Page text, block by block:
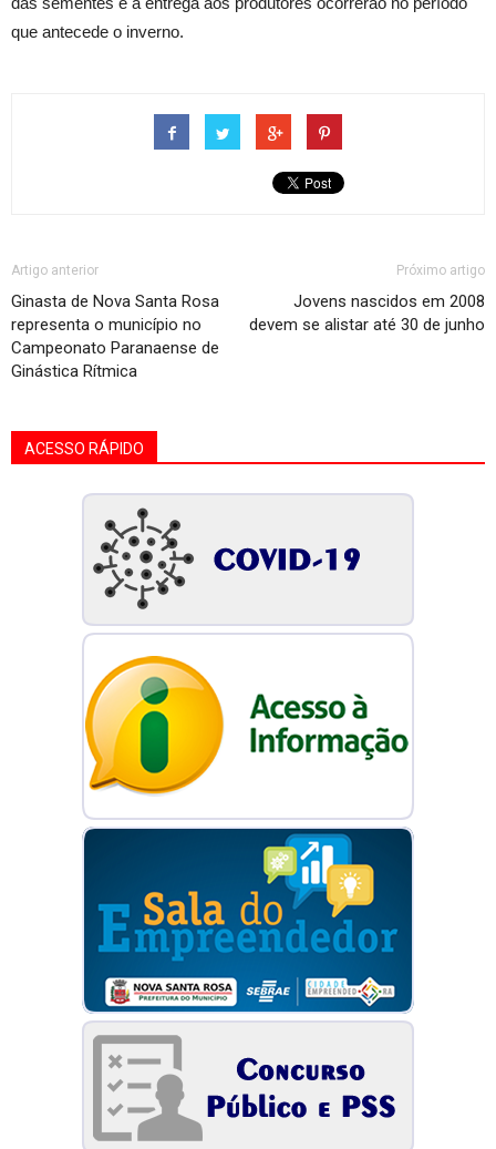
que antecede o inverno.
Artigo anterior
Ginasta de Nova Santa Rosa
representa o município no
Campeonato Paranaense de
Ginástica Rítmica
Próximo artigo
Jovens nascidos em 2008
devem se alistar até 30 de junho
ACESSO RÁPIDO